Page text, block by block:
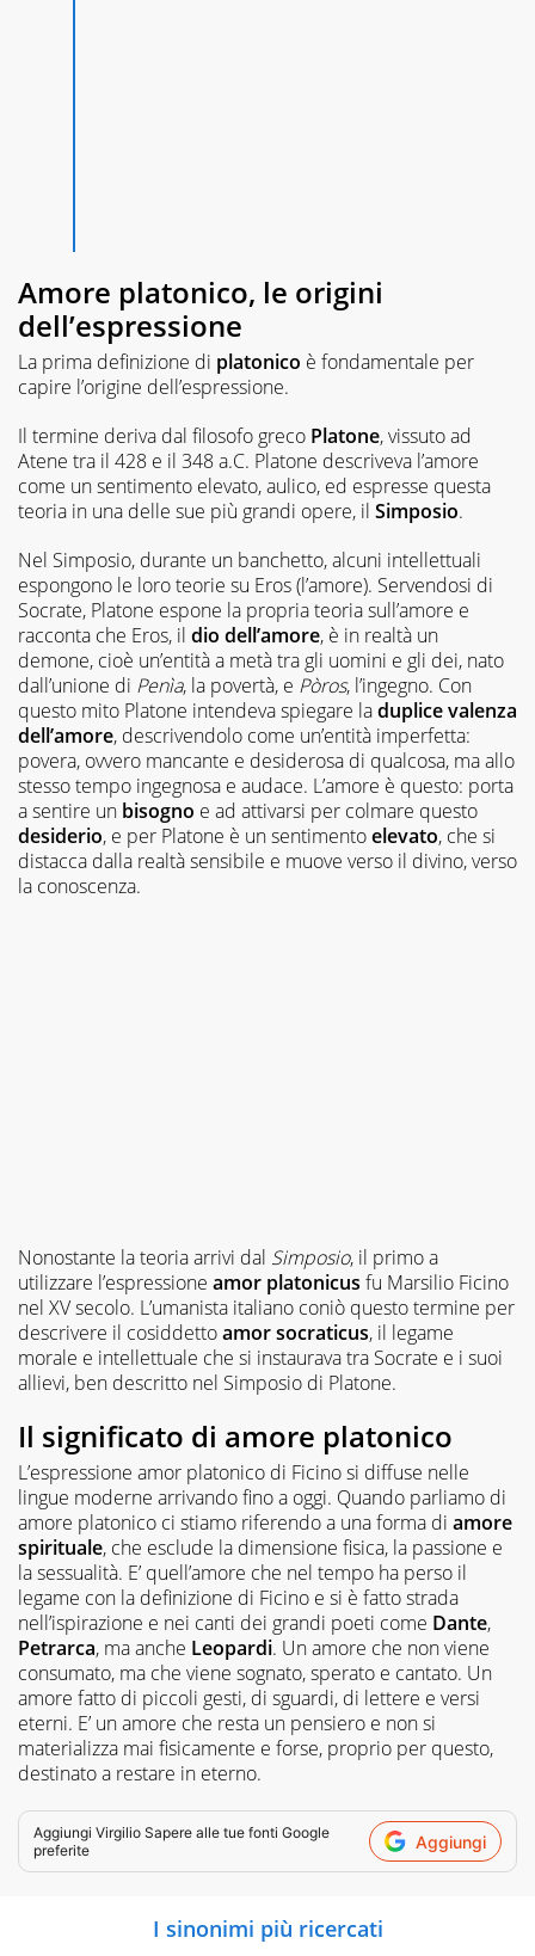
Amore platonico, le origini
dell’espressione
La prima definizione di platonico è fondamentale per
capire l’origine dell’espressione.
Il termine deriva dal filosofo greco Platone, vissuto ad
Atene tra il 428 e il 348 a.C. Platone descriveva l’amore
come un sentimento elevato, aulico, ed espresse questa
teoria in una delle sue più grandi opere, il Simposio.
Nel Simposio, durante un banchetto, alcuni intellettuali
espongono le loro teorie su Eros (l’amore). Servendosi di
Socrate, Platone espone la propria teoria sull’amore e
racconta che Eros, il dio dell’amore, è in realtà un
demone, cioè un’entità a metà tra gli uomini e gli dei, nato
dall’unione di Penìa, la povertà, e Pòros, l’ingegno. Con
questo mito Platone intendeva spiegare laduplice valenza
dell’amore, descrivendolo come un’entità imperfetta:
povera, ovvero mancante e desiderosa di qualcosa, ma allo
stesso tempo ingegnosa e audace. L’amore è questo: porta
a sentire un bisogno e ad attivarsi per colmare questo
desiderio, e per Platone è un sentimentoelevato, che si
distacca dalla realtà sensibile e muove verso il divino, verso
la conoscenza.
Nonostante la teoria arrivi dal Simposio, il primo a
utilizzare l’espressione amor platonicus fu Marsilio Ficino
nel XV secolo. L’umanista italiano coniò questo termine per
descrivere il cosiddettoamor socraticus, il legame
morale e intellettuale che si instaurava tra Socrate e i suoi
allievi, ben descritto nel Simposio di Platone.
Il significato di amore platonico
L’espressione amor platonico di Ficino si diffuse nelle
lingue moderne arrivando fino a oggi. Quando parliamo di
amore platonico ci stiamo riferendo a una forma di amore
spirituale, che esclude la dimensione fisica, la passione e
la sessualità. E’ quell’amore che nel tempo ha perso il
legame con la definizione di Ficino e si è fatto strada
nell’ispirazione e nei canti dei grandi poeti come Dante,
Petrarca, ma anche Leopardi. Un amore che non viene
consumato, ma che viene sognato, sperato e cantato. Un
amore fatto di piccoli gesti, di sguardi, di lettere e versi
eterni. E’ un amore che resta un pensiero e non si
materializza mai fisicamente e forse, proprio per questo,
destinato a restare in eterno.
Aggiungi Virgilio Sapere alle tue fonti Google
preferite
Aggiungi
I sinonimi più ricercati